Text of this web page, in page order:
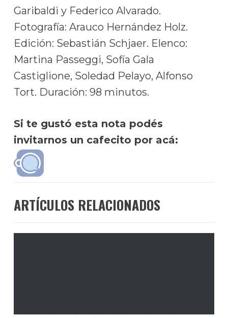
Garibaldi y Federico Alvarado.
Fotografía: Arauco Hernández Holz.
Edición: Sebastián Schjaer. Elenco:
Martina Passeggi, Sofía Gala
Castiglione, Soledad Pelayo, Alfonso
Tort. Duración: 98 minutos.
Si te gustó esta nota podés
invitarnos un cafecito por acá:
ARTÍCULOS RELACIONADOS